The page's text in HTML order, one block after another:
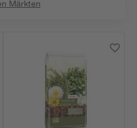
Märkten